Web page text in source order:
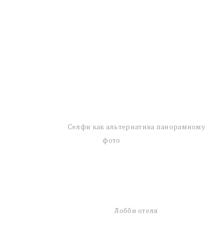
Селфи как альтернатива панорамному
фото
Лобби отеля